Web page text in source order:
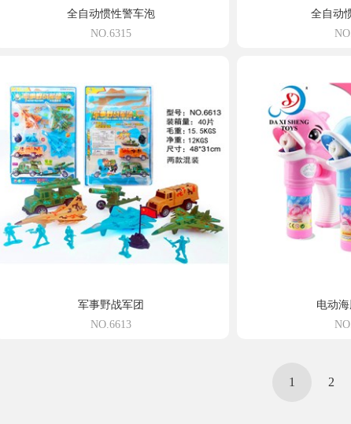
全自动惯性警车泡
NO.6315
全自动
军事野战军团
NO.6613
电动
1 2